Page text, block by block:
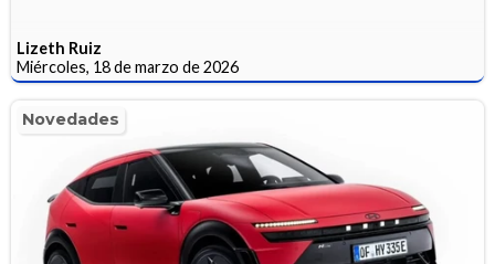
Lizeth Ruiz
Miércoles, 18 de marzo de 2026
Novedades